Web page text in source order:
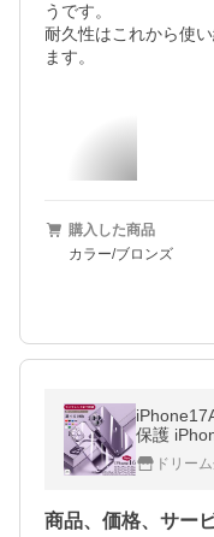
うです。
耐久性はこれから使
ます。
購入した商品
カラー/ブロンズ
保護
ス
iPhone14
ドリー
商品、価格、サー